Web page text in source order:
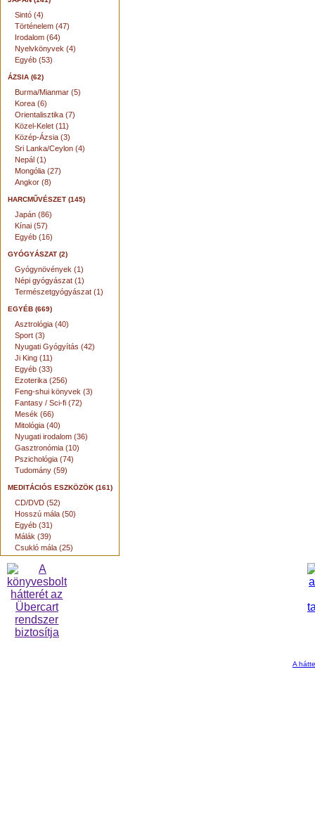
Sintó (4)
Történelem (47)
Irodalom (64)
Nyelvkönyvek (4)
Egyéb (53)
ÁZSIA (62)
Burma/Mianmar (5)
Korea (6)
Orientalisztika (7)
Közel-Kelet (11)
Közép-Ázsia (3)
Sri Lanka/Ceylon (4)
Nepál (1)
Mongólia (27)
Angkor (8)
HARCMŰVÉSZET (145)
Japán (86)
Kínai (57)
Egyéb (16)
GYÓGYÁSZAT (2)
Gyógynövények (1)
Népi gyógyászat (1)
Természetgyógyászat (1)
EGYÉB (669)
Asztrológia (40)
Sport (3)
Nyugati Gyógyítás (42)
Ji King (11)
Egyéb (33)
Ezoterika (256)
Feng-shui könyvek (3)
Fantasy / Sci-fi (72)
Mesék (66)
Mitológia (40)
Nyugati irodalom (36)
Gasztronómia (10)
Pszichológia (74)
Tudomány (59)
MEDITÁCIÓS ESZKÖZÖK (161)
CD/DVD (52)
Hosszú mála (50)
Egyéb (31)
Málák (39)
Csukló mála (25)
A